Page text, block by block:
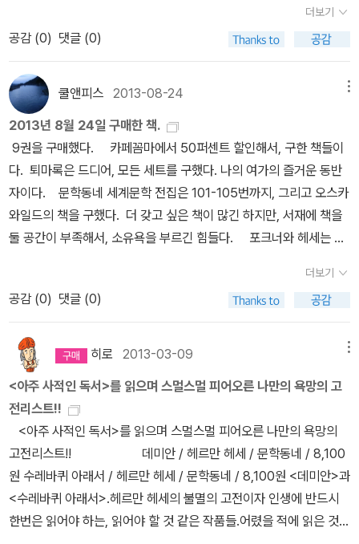
실한 목표가 생기자 한스는 오히려 마음이 편해집니다. 그래서 그동
녀가 그를 다시 살고 싶게 만들어 줍니다. 하지만 엠마는 소년의 마음
을 기만하고 떠나버립니다. 한스는 어쩌면 너무 일찍 사랑의 비밀을
맛보았다. 그것은 살짝 달콤하고, 많이 썼다. 190쪽 한스가 어느 정
도 건강을 회복한 것 같기도 하고, 더이상 지켜볼 수 없었던 한스의 아
버지는 한스에게 기계공과 서기 중에 선택하라고 합니다. 아버지의
갑작스러운 제안에 당황했지만 라틴어 학교 시절 유일한 친구였던 아
구스트가 기계공으로 일하고 있어서 그에게 물어봅니다. 아우구스트
는 체력적으로 만만한 일은 아니지만 머리도 좋아야 하니 같이 해보
자고 말합니다. 그래서 한스는 생각지도 않았던 수습공이 됩니다. …
비참한 기분이 들었다. 그렇게 고생하며 열심히 공부하고 땀흘렸는
느끼고 희망에 부풀어 꿈을 꾸었는데 모두 허사가 된 것이다. 지금 다
른 동료들보다 늦게, 모든 사람의 비웃음을 사며 가장 낮은 수습공으
로 작업장에 들어가려고 그 모든 일을 했단 말인가! 191쪽 한스는 생
전 처음으로 노동의 찬가를 듣고 또 이해했다. 그 찬가는 최소한 초보
자에게는 감동을 주었고, 기분 좋게 취하게 만들었다. 한스는 자신의
작은 존재와 인생이 커다란 리듬 속에 들어가 어우러지는 것을 느꼈
다. 196쪽 몇 달 만에 다시 일요일의 즐거움을 맛보았다. 평일에 손
이 시커멓게 되고 팔다리가 노곤하도록 일을 해야 일요일에 거리가
더 축제 분위기로 들뜨고, 태양이 더 환하게 빛나고, 모든 것이 더 화
게 되면, 대부분의 어린 소녀소년들은 한스 기벤라트처럼 무너질 것
이다. 아님 다른 아이들처럼 현실에 순응해서 살아가거나. 과연 헤르
자아를 찾아 진정한 한 인간이 될까? [데미안]과 [수레바퀴 아래서]
이 두작품은 흔히 서로 비교되는 작품이다. [데미안]에선 주인공 에밀
싱크레어는 막스 데미안이라는 선구적인 소년을 만나 자아를 깨고 또
다른 자아를 형성해내 더 나은 세계로 향하게 된다. 하지만 [수레바퀴
아래서]에선 한스는 하일너를 만나서 자아를 깨닫게 되지만 하일너는
떠나게 되고 한스는 그대로 남아 결국 이겨내지 못한채 스러지고 만
다. 만약에 한스가 데미안을 만났더라면 상황이 달라졌을까? 만약 이
책을 내가 청소년 기에, 훨씬 더 어렸을때 읽엇다면 한스 기벤라트에
이 되어버린것 같아서 나는 그저 한스에 대해 안타까움과 안쓰러움
밖에 못 느끼는 것 같다. 더 어렸을때 읽었더라면 나는 좀 더 다른 생
각을 가지게 되었을까? 한스의 죽음이 덤덤하게 묘사되어 있어서 씁
쓸하게 마지막 페이지를 넘겼다. 다른 문학들보다 꽤 얇은 책이다. 한
소년의 사춘기 일대를 담은 이 책은 나에게 잔잔하지만 크게 다가온
다. 몇년뒤에 또 한번 [수레바퀴 아래서]를 읽어볼 것이다. 그땐 좀더
다른 느낌을 받을 것 같다. 이 책을 나보다 더 어리고 방황하는 어린
십대들에게 추천하고 싶다.
풍부한 젊은이답게 오만가지 애통한 탄식을 늘어놓고는 약간 유치한
지만 아무튼 깊은 인상을 받았으며 심지어 가끔 전염되기도 했다. 이
예민한 문예 예호가는 특히 날씨가 흐린날이면 발작을 했다. ​​03. 더
욱이 한스는 친구(하일너)의 그 병적인 비애가 건강하지 않은 충동의
과도한 분출일 뿐, 자신이 진심으로 감탄하는 하일너의 본성이 아니
라는 사실을 잘 알고있다.​​​​​​​밑줄 긋은 부분이다. 젠체라는 말의 뜻을 이
글을 쓰며 다시 찾아봤는데 잘난척 이였다. 나는 이 부분을 읽으면서
거의 하일너를 나와 함께봤다. 그건 무척이나 어쩐지 어려운 기분이
였다. 나는 이러한 몇몇의 설명들을 읽고 거의 그의 모든것을 예측할
수 있다는 확신까지 들었다. ​​내가 내 자신에게 있어 ' 혹시 나는 사
실 이렇지 않나 ' 라고 설마하며 확인해보던 몇가지의 끔찍한 가정과
었고 끔찍했고 또 어쩐지 애틋한 기분이였다. ​그래서 하일너가 신학
교에서 퇴학당하고 나서 ​' 후에 그는 영웅적인 인물이 되진 못했지만
나름의 혼돈을 몇번 더 거친후에 나름 훌륭한 사내가 되었다 ' ​라는 구
절이 나오는 걸 보고 기분이 묘했다. 그건 더이상의 하일너의 등장이
없을 거라는 확정이였다. 그후에는 한스의 추락이였는데 보는내가 다
안쓰러워서 누군가 한스를 구제해줬으면 했다. 동시에 한스를 그렇게
만든 듯한 하일너에게 화가 났다. 그쯔음에 내가 쓴 포스트잇 한장이
있는데 p137쪽에서 쓴 포스트잇의 내용은 이랬다.​​p137 , 헤르만 하
일너는 차라리 한스를 만나지 말았어야 했다. 하일너는 결코 데미안
더보기
공감 (0) 댓글 (0)
쿨앤피스 2013-08-24
2013년 8월 24일 구매한 책.
9권을 구매했다. 카페꼼마에서 50퍼센트 할인해서, 구한 책들이
다. 퇴마록은 드디어, 모든 세트를 구했다. 나의 여가의 즐거운 동반
자이다. 문학동네 세계문학 전집은 101-105번까지, 그리고 오스카
와일드의 책을 구했다. 더 갖고 싶은 책이 많긴 하지만, 서재에 책을
둘 공간이 부족해서, 소유욕을 부르긴 힘들다. 포크너와 헤세는 워
싶긴 한데, 둘 공간이 없다. 문학동네 미니북 컬렉션은 3개 구매해
서, 지인에게 선물했다. 오랜만에 받는 선물이라 다들 감격했다. 남을
기분좋게 한다는 건 즐거운 일이다. 특별히 기대하지 않고, 비싸지 않
고, 적당하게 선물하기 좋은 책이 있어 그랬을 뿐인데... 기분 좋게 받
아줘서 다행이다. 오늘은 조금 무리했지만, 비가 많이 내리지 않아,
순조롭게 하루를 보냈다. 비 오는 날은 참 마음에 여유가 없어진다.
8월도 이제 한 주 밖에 남지 않았다. 사둔 책은 다 읽고, 글로 꼭 남겨
야지.
더보기
공감 (0) 댓글 (0)
히로 2013-03-09
<아주 사적인 독서>를 읽으며 스멀스멀 피어오른 나만의 욕망의 고
전리스트!!
<아주 사적인 독서>를 읽으며 스멀스멀 피어오른 나만의 욕망의
고전리스트!! 데미안 / 헤르만 헤세 / 문학동네 / 8,100
원 수레바퀴 아래서 / 헤르만 헤세 / 문학동네 / 8,100원 <데미안>과
<수레바퀴 아래서>.헤르만 헤세의 불멸의 고전이자 인생에 반드시
한번은 읽어야 하는, 읽어야 할 것 같은 작품들.어렸을 적에 읽은 것